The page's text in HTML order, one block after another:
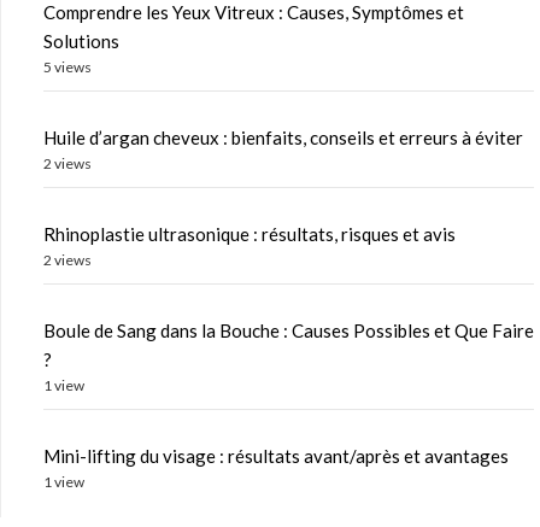
Comprendre les Yeux Vitreux : Causes, Symptômes et
Solutions
5 views
Huile d’argan cheveux : bienfaits, conseils et erreurs à éviter
2 views
Rhinoplastie ultrasonique : résultats, risques et avis
2 views
Boule de Sang dans la Bouche : Causes Possibles et Que Faire
?
1 view
Mini-lifting du visage : résultats avant/après et avantages
1 view